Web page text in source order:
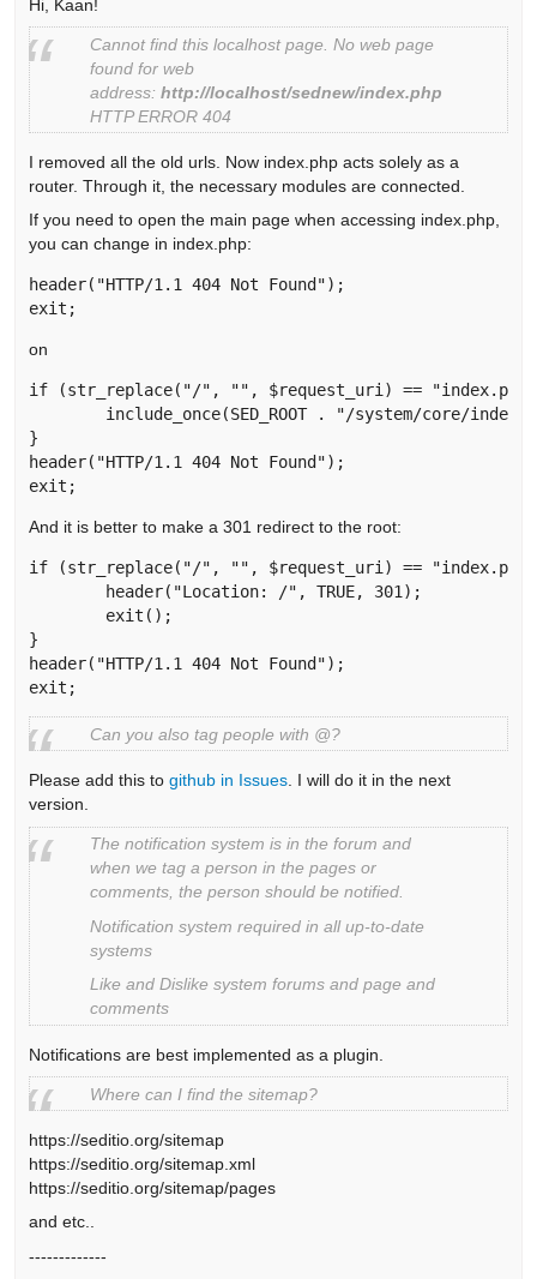
Hi, Kaan!
Cannot find this localhost page. No web page
found for web
address:http://localhost/sednew/index.php
HTTP ERROR 404
I removed all the old urls. Now index.php acts solely as a
router. Through it, the necessary modules are connected.
If you need to open the main page when accessing index.php,
you can change in index.php:
header("HTTP/1.1 404 Not Found");
exit;
on
if (str_replace("/", "", $request_uri) ==
}
header("HTTP/1.1 404 Not Found");
exit;
And it is better to make a 301 redirect to the root:
if (str_replace("/", "", $request_uri) ==
}
header("HTTP/1.1 404 Not Found");
exit;
Can you also tag people with @?
Please add this togithub in Issues. I will do it in the next
version.
The notification system is in the forum and
when we tag a person in the pages or
comments, the person should be notified.
Notification system required in all up-to-date
systems
Like and Dislike system forums and page and
comments
Notifications are best implemented as a plugin.
Where can I find the sitemap?
https://seditio.org/sitemap
https://seditio.org/sitemap.xml
https://seditio.org/sitemap/pages
and etc..
-------------